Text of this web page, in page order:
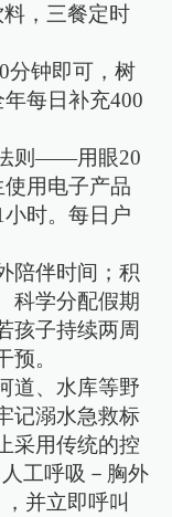
，三餐定时
分钟即可，树
每日补充400
法则——用眼20
用电子产品
时。每日户
陪伴时间；积
科学分配假期
孩子持续两周
。
道、水库等野
记溺水急救标
采用传统的控
工呼吸－胸外
并立即呼叫